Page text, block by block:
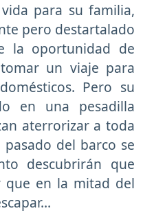
para su familia,
pero destartalado
la oportunidad de
un viaje para
Pero su
en una pesadilla
aterrorizar a toda
del barco se
descubrirán que
que en la mitad del